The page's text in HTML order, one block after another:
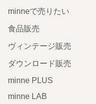
minneで売りたい
食品販売
ヴィンテージ販売
ダウンロード販売
minne PLUS
minne LAB